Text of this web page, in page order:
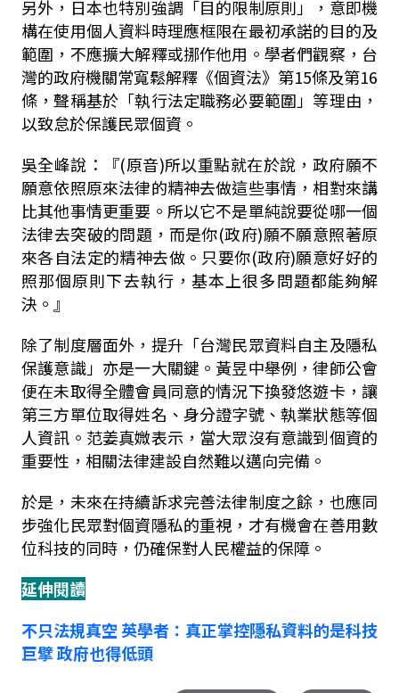
另外，日本也特別強調「目的限制原則」，意即機
構在使用個人資料時理應框限在最初承諾的目的及
範圍，不應擴大解釋或挪作他用。學者們觀察，台
灣的政府機關常寬鬆解釋《個資法》第15條及第16
條，聲稱基於「執行法定職務必要範圍」等理由，
以致怠於保護民眾個資。
吳全峰說：『(原音)所以重點就在於說，政府願不
願意依照原來法律的精神去做這些事情，相對來講
比其他事情更重要。所以它不是單純說要從哪一個
法律去突破的問題，而是你(政府)願不願意照著原
來各自法定的精神去做。只要你(政府)願意好好的
照那個原則下去執行，基本上很多問題都能夠解
決。』
除了制度層面外，提升「台灣民眾資料自主及隱私
保護意識」亦是一大關鍵。黃昱中舉例，律師公會
便在未取得全體會員同意的情況下換發悠遊卡，讓
第三方單位取得姓名、身分證字號、執業狀態等個
人資訊。范姜真媺表示，當大眾沒有意識到個資的
重要性，相關法律建設自然難以邁向完備。
於是，未來在持續訴求完善法律制度之餘，也應同
步強化民眾對個資隱私的重視，才有機會在善用數
位科技的同時，仍確保對人民權益的保障。
延伸閱讀
不只法規真空 英學者：真正掌控隱私資料的是科技
巨擘 政府也得低頭